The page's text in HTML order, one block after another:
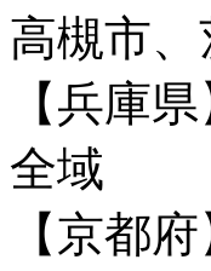
高槻市
【兵庫県
全域
【京都府